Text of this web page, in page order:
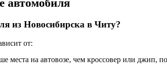
автомобиля
из Новосибирска в Читу?
от:
места на автовозе, чем кроссовер или джип,